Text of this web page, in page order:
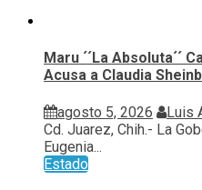
Maru ´´La Absoluta´´
Acusa a Claudia
agosto 5, 2026 Luis
Cd. Juarez, Chih.- La
Eugenia...
Estado